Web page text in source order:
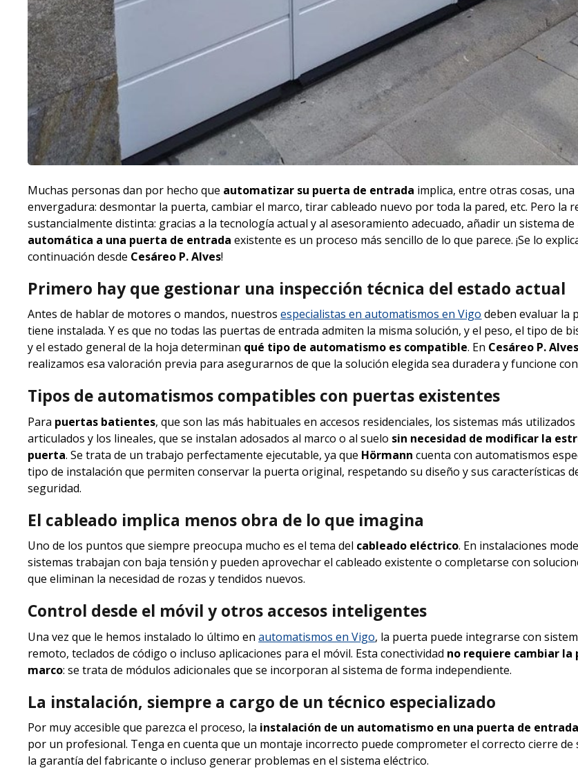
Muchas personas dan por hecho que automatizar su puerta de entrada implica, entre otras cosas,
envergadura: desmontar la puerta, cambiar el marco, tirar cableado nuevo por toda la pared, etc. Pero la
sustancialmente distinta: gracias a la tecnología actual y al asesoramiento adecuado, añadir un sistema de
automática a una puerta de entrada existente es un proceso más sencillo de lo que parece. ¡Se lo
continuación desde Cesáreo P. Alves!
Primero hay que gestionar una inspección técnica del estado actual
Antes de hablar de motores o mandos, nuestrosespecialistas en automatismos en Vigo deben evaluar la
tiene instalada. Y es que no todas las puertas de entrada admiten la misma solución, y el peso, el tipo de
y el estado general de la hoja determinan qué tipo de automatismo es compatible. En Cesáreo P. Alves
realizamos esa valoración previa para asegurarnos de que la solución elegida sea duradera y funcione
Tipos de automatismos compatibles con puertas existentes
Para puertas batientes, que son las más habituales en accesos residenciales, los sistemas más
articulados y los lineales, que se instalan adosados al marco o al suelo sin necesidad de modificar la
puerta. Se trata de un trabajo perfectamente ejecutable, ya que Hörmann cuenta con automatismos
tipo de instalación que permiten conservar la puerta original, respetando su diseño y sus características
seguridad.
El cableado implica menos obra de lo que imagina
Uno de los puntos que siempre preocupa mucho es el tema del cableado eléctrico. En instalaciones
sistemas trabajan con baja tensión y pueden aprovechar el cableado existente o completarse con
que eliminan la necesidad de rozas y tendidos nuevos.
Control desde el móvil y otros accesos inteligentes
Una vez que le hemos instalado lo último enautomatismos en Vigo, la puerta puede integrarse con
remoto, teclados de código o incluso aplicaciones para el móvil. Esta conectividad no requiere cambiar la
marco: se trata de módulos adicionales que se incorporan al sistema de forma independiente.
La instalación, siempre a cargo de un técnico especializado
Por muy accesible que parezca el proceso, la instalación de un automatismo en una puerta de entrada
por un profesional. Tenga en cuenta que un montaje incorrecto puede comprometer el correcto cierre de
la garantía del fabricante o incluso generar problemas en el sistema eléctrico.